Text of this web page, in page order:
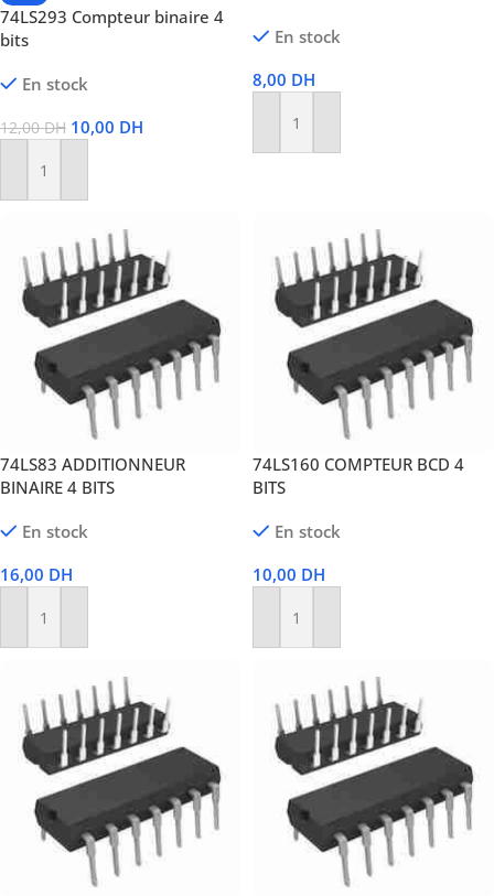
74LS293 Compteur binaire 4
bits
En stock
12,00DH 10,00 DH
Ajouter Au Panier
En stock
8,00 DH
Ajouter Au Panier
74LS83 ADDITIONNEUR
BINAIRE 4 BITS
En stock
16,00 DH
Ajouter Au Panier
74LS160 COMPTEUR BCD 4
BITS
En stock
10,00 DH
Ajouter Au Panier